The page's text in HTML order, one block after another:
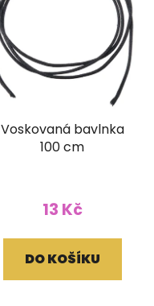
Voskovaná bavlnka
100 cm
13 Kč
DO KOŠÍKU